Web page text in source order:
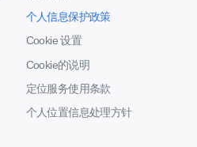
个人信息保护政策
Cookie 设置
Cookie的说明
定位服务使用条款
个人位置信息处理方针